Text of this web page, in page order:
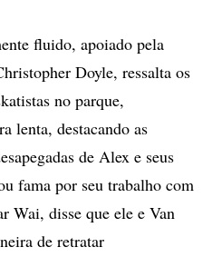
fluido, apoiado pela
Doyle, ressalta os
no parque,
lenta, destacando as
de Alex e seus
fama por seu trabalho com
Wai, disse que ele e Van
de retratar